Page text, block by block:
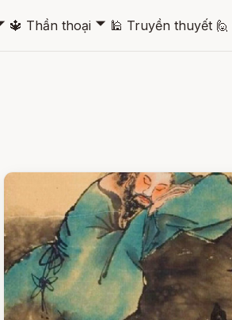
🔱 Thần thoại 🞃 🕌 Truyền thuyết 🙋